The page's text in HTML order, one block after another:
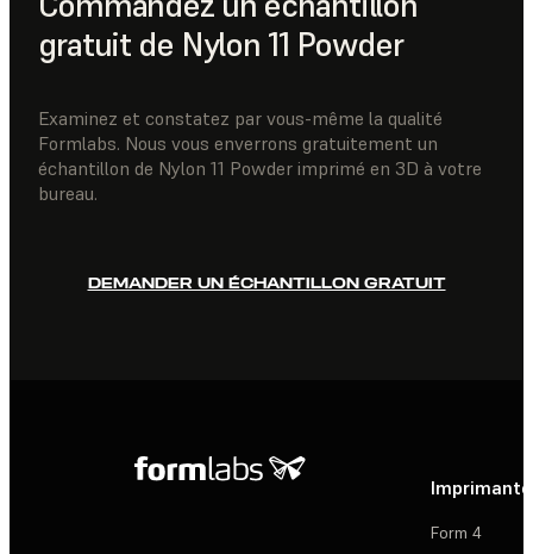
gratuit de Nylon 11 Powder
Examinez et constatez par vous-même la qualité
Formlabs. Nous vous enverrons gratuitement un
échantillon de Nylon 11 Powder imprimé en 3D à votre
bureau.
DEMANDER UN ÉCHANTILLON GRATUIT
Form 4